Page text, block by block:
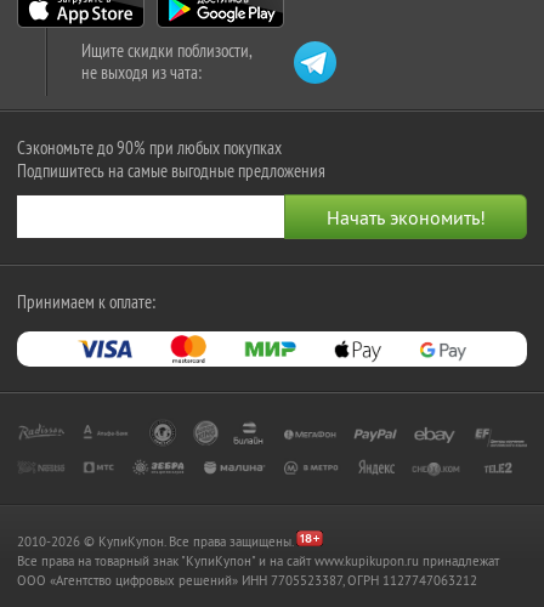
Ищите скидки поблизости,
не выходя из чата:
Сэкономьте до 90% при любых покупках
Подпишитесь на самые выгодные предложения
Принимаем к оплате:
2010-2026 © КупиКупон. Все права защищены.
Все права на товарный знак "КупиКупон" и на сайт www.kupikupon.ru принадлежат
OOO «Агентство цифровых решений» ИНН 7705523387, ОГРН 1127747063212